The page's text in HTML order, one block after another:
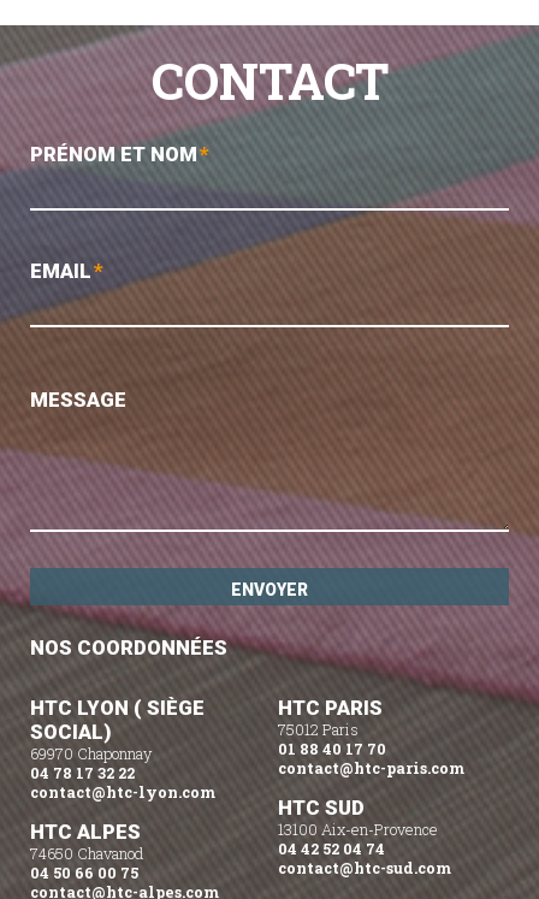
CONTACT
PRÉNOM ET NOM*
EMAIL*
MESSAGE
NOS COORDONNÉES
HTC LYON ( SIÈGE
SOCIAL)
69970 Chaponnay
04 78 17 32 22
contact@htc-lyon.com
HTC ALPES
74650 Chavanod
04 50 66 00 75
contact@htc-alpes.com
HTC PARIS
75012 Paris
01 88 40 17 70
contact@htc-paris.com
HTC SUD
13100 Aix-en-Provence
04 42 52 04 74
contact@htc-sud.com